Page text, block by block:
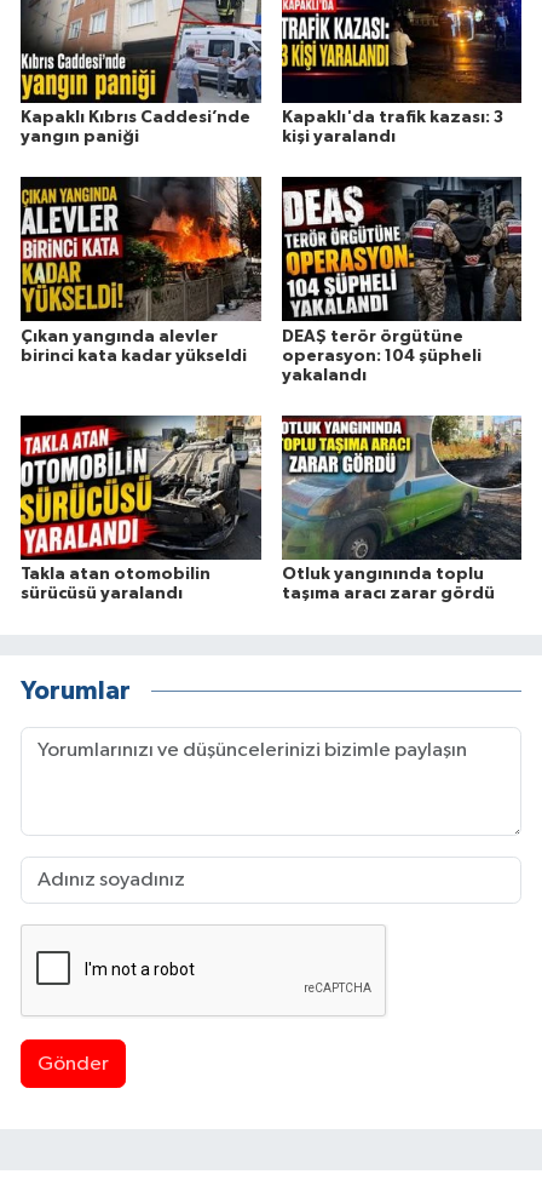
Kapaklı Kıbrıs Caddesi’nde
yangın paniği
Kapaklı'da trafik kazası: 3
kişi yaralandı
Çıkan yangında alevler
birinci kata kadar yükseldi
DEAŞ terör örgütüne
operasyon: 104 şüpheli
yakalandı
Takla atan otomobilin
sürücüsü yaralandı
Otluk yangınında toplu
taşıma aracı zarar gördü
Yorumlar
Gönder